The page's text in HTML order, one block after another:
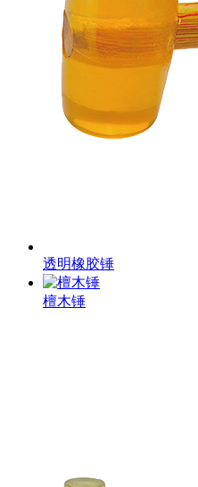
透明橡胶锤
檀木锤